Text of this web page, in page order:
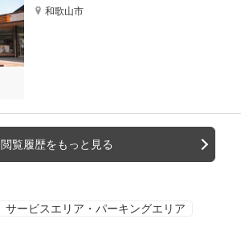
和歌山市
閲覧履歴をもっと見る
サービスエリア・パーキングエリア